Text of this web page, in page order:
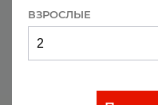
ВЗРОСЛЫЕ